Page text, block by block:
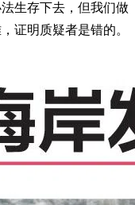
生存下去，但我们做
证明质疑者是错的。